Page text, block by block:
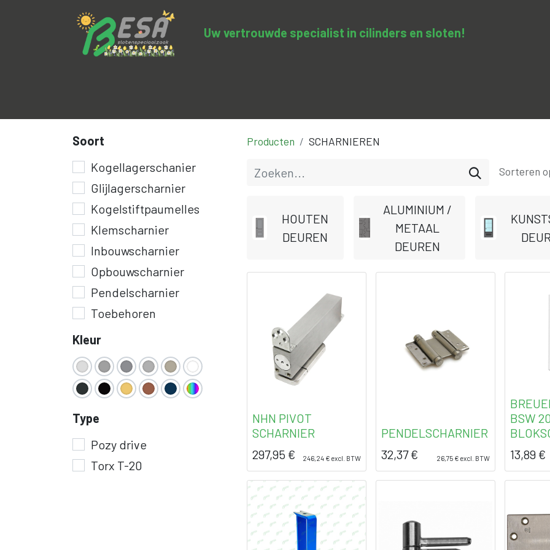
Uw vertrouwde specialist in cilinders en sloten​!
Soort
Kogellagerschanier
Glijlagerscharnier
Kogelstiftpaumelles
Klemscharnier
Inbouwscharnier
Opbouwscharnier
Pendelscharnier
Toebehoren
Kleur
Type
Pozy drive
Torx T-20
Producten SCHARNIEREN
Sorteren
HOUTEN
DEUREN
ALUMINIUM /
METAAL
DEUREN
NHN PIVOT
SCHARNIER
297,95 € 246,24 € excl. BTW
PENDELSCHARNIER
32,37€ 26,75 € excl. BTW
BSW
13,89 €